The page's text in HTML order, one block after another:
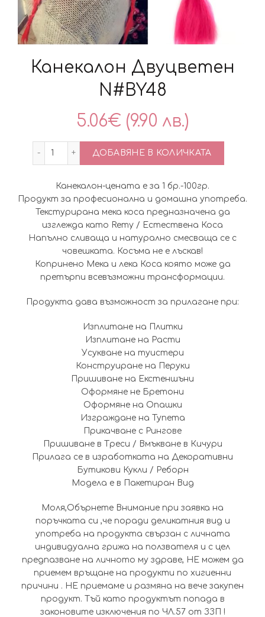
Канекалон Двуцветен
N#BY48
5.06€ (9.90 лв.)
ДОБАВЯНЕ В КОЛИЧКАТА
Канекалон-цената е за 1 бр.-100гр.
Продукт за професионална и домашна употреба.
Текстурирана мека коса предназначена да
изглежда като Remy / Естествена Коса
Напълно сливаща и натурално смесваща се с
човешката. Косъма не е лъскав!
Копринено Мека и лека Коса която може да
претърпи всевъзможни трансформации.
Продукта дава възможност за прилагане при:
Изплитане на Плитки
Изплитане на Расти
Усукване на туистери
Конструиране на Перуки
Пришиване на Екстеншъни
Оформяне не Бретони
Оформяне на Опашки
Изграждане на Тупета
Прикачване с Рингове
Пришиване в Треси / Вмъкване в Кичури
Прилага се в изработката на Декоративни
Бутикови Кукли / Реборн
Модела е в Пакетиран Вид
Моля,Обърнете Внимание при заявка на
поръчката си ,че поради деликатния вид и
употреба на продукта свързан с личната
индивидуална грижа на ползвателя и с цел
предпазване на личното му здраве, НЕ можем да
приемем връщане на продукти по хигиенни
причини . НЕ приемаме и размяна на вече закупен
продукт. Тъй като продуктът попада в
законовите изключения по ЧЛ.57 от ЗЗП !